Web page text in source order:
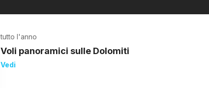
tutto l'anno
Voli panoramici sulle Dolomiti
Vedi